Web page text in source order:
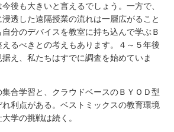
後も大きいと言えるでしょう。一方で、
透した遠隔授業の流れは一層広がること
分のデバイスを教室に持ち込んで学ぶＢ
るべきとの考えもあります。４～５年後
え、私たちはすでに調査を始めていま
合学習と、クラウドベースのＢＹＯＤ型
利点がある。ベストミックスの教育環境
学の挑戦は続く。